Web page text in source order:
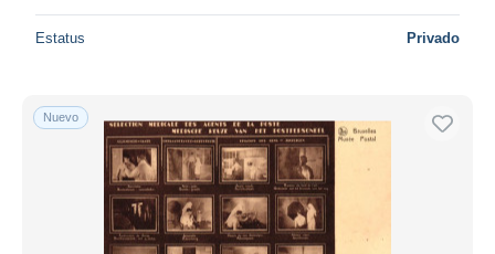
Estatus Privado
Nuevo